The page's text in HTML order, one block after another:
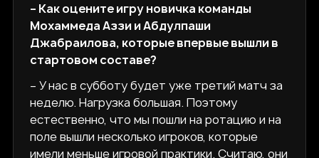
– Как оцените игру новичка команды
Мохаммеда Аззи и Абдулпаши
Джабраилова, которые впервые вышли в
стартовом составе?
– У нас в субботу будет уже третий матч за
неделю. Нагрузка большая. Поэтому
естественно, что мы пошли на ротацию и на
поле вышли несколько игроков, которые
имели меньше игровой практики. Считаю, они